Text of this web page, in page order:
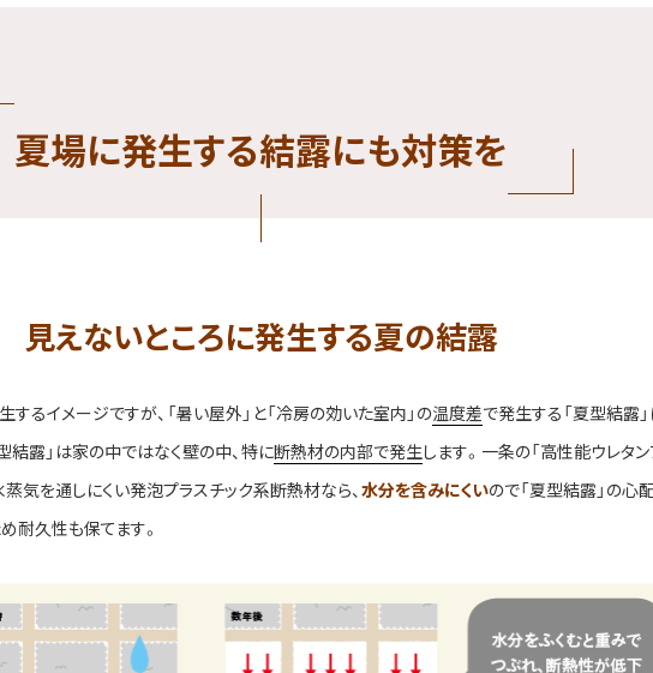
夏場に発生する結露にも対策を
見えないところに発生する夏の結露
るイメージですが、「暑い屋外」と「冷房の効いた室内」の温度差で発生する「夏型結露
結露」は家の中ではなく壁の中、特に断熱材の内部で発生します。一条の「高性能ウレタン
蒸気を通しにくい発泡プラスチック系断熱材なら、 水分を含みにくいので「夏型結露」の心
耐久性も保てます。